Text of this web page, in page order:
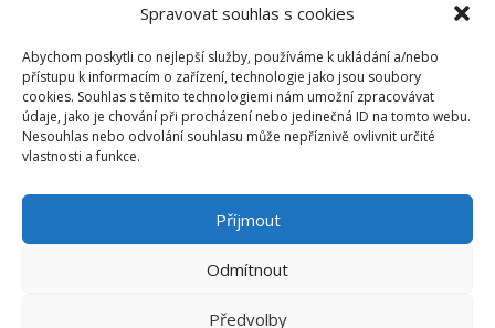
Spravovat souhlas s cookies
Abychom poskytli co nejlepší služby, používáme k ukládání a/nebo
přístupu k informacím o zařízení, technologie jako jsou soubory
cookies. Souhlas s těmito technologiemi nám umožní zpracovávat
údaje, jako je chování při procházení nebo jedinečná ID na tomto webu.
Nesouhlas nebo odvolání souhlasu může nepříznivě ovlivnit určité
vlastnosti a funkce.
Příjmout
Odmítnout
Předvolby
5 6 7 8
10
11 12 13 14 15
16
17
18 19 20 21 22
23
24
25 26 27 28 29 30
« Říj Pro »
Česká windsurfingová asociace | www.cwa.cz |